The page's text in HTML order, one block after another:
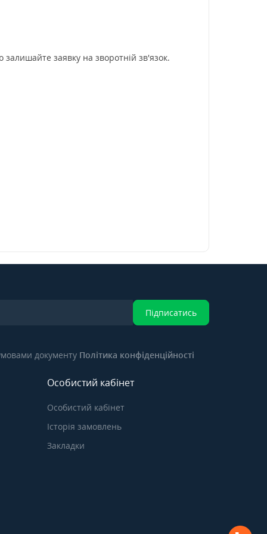
заявку на зворотній зв'язок.
Підписатись
документу Політика конфіденційності
Особистий кабінет
Особистий кабінет
Історія замовлень
Закладки